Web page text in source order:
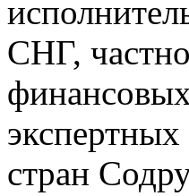
СНГ,
стран